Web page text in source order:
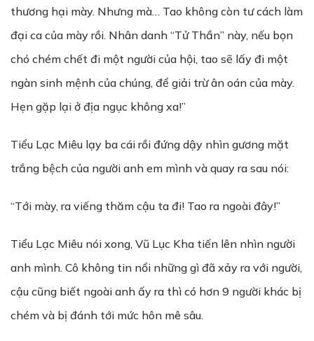
thương hại mày. Nhưng mà… Tao không còn tư cách làm
đại ca của mày rồi. Nhân danh “Tử Thần” này, nếu bọn
chó chém chết đi một người của hội, tao sẽ lấy đi một
ngàn sinh mệnh của chúng, để giải trừ ân oán của mày.
Hẹn gặp lại ở địa ngục không xa!”
Tiểu Lạc Miêu lạy ba cái rồi đứng dậy nhìn gương mặt
trắng bệch của người anh em mình và quay ra sau nói:
“Tới mày, ra viếng thăm cậu ta đi! Tao ra ngoài đây!”
Tiểu Lạc Miêu nói xong, Vũ Lục Kha tiến lên nhìn người
anh mình. Cô không tin nổi những gì đã xảy ra với người,
cậu cũng biết ngoài anh ấy ra thì có hơn 9 người khác bị
chém và bị đánh tới mức hôn mê sâu.